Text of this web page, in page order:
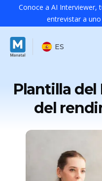
Conoce a AI Interviewer,
entrevistar a
ES
Plantilla del
del